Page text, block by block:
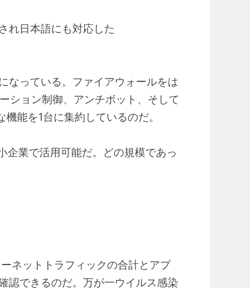
れ日本語にも対応した
なっている。ファイアウォールをは
ション制御、アンチボット、そして
能を1台に集約しているのだ。
業で活用可能だ。どの規模であっ
ネットトラフィックの合計とアプ
認できるのだ。万が一ウイルス感染